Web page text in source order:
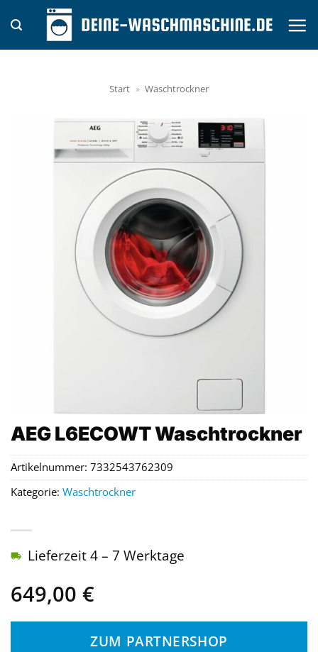
Inhalt
springen
Start » Waschtrockner
AEG L6ECOWT Waschtrockner
649,00 €
Lieferzeit 4 – 7 Werktage
ZUM PARTNERSHOP
Artikelnummer: 7332543762309
Kategorie: Waschtrockner